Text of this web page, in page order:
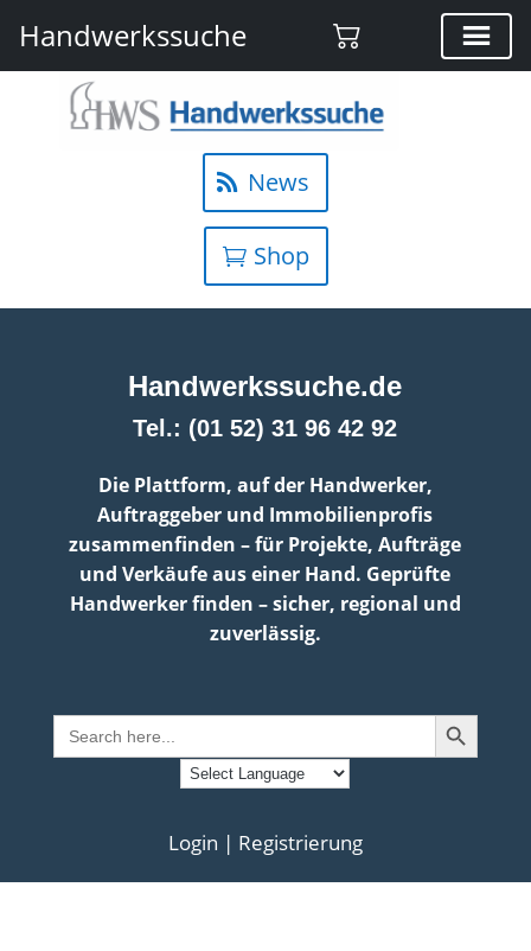
Handwerkssuche
News
Shop
Handwerkssuche.de
Tel.: (01 52) 31 96 42 92
Die Plattform, auf der Handwerker,
Auftraggeber und Immobilienprofis
zusammenfinden – für Projekte, Aufträge
und Verkäufe aus einer Hand. Geprüfte
Handwerker finden – sicher, regional und
zuverlässig.
Search
for:
Search Button
Login | Registrierung